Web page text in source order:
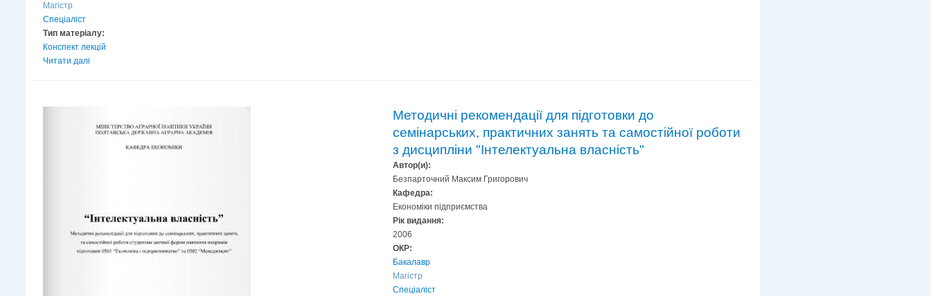
Магістр
Спеціаліст
Тип матеріалу:
Конспект лекцій
Читати далі
Методичні рекомендації для підготовки до
семінарських, практичних занять та самостійної роботи
з дисципліни "Інтелектуальна власність"
Автор(и):
Безпарточний Максим Григорович
Кафедра:
Економіки підприємства
Рік видання:
2006
ОКР:
Бакалавр
Магістр
Спеціаліст